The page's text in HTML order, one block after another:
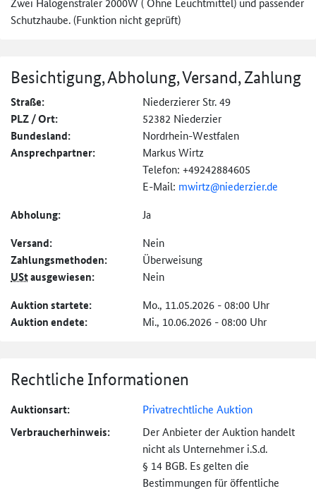
Schutzhaube. (Funktion nicht geprüft)
Besichtigung, Abholung, Versand, Zahlung
Straße: Niederzierer Str. 49
PLZ / Ort: 52382 Niederzier
Bundesland: Nordrhein-Westfalen
Ansprechpartner:
Markus Wirtz
Telefon: +49242884605
E-Mail: mwirtz@niederzier.de
Abholung: Ja
Versand: Nein
Zahlungs­methoden: Überweisung
UStausgewiesen: Nein
Auktion startete: Mo., 11.05.2026 - 08:00 Uhr
Auktion endete: Mi., 10.06.2026 - 08:00 Uhr
Rechtliche Informationen
Auktionsart: Privatrechtliche Auktion
Verbraucher­hinweis:
Der Anbieter der Auktion handelt
nicht als Unternehmer i.S.d.
§ 14 BGB. Es gelten die
Bestimmungen für öffentliche